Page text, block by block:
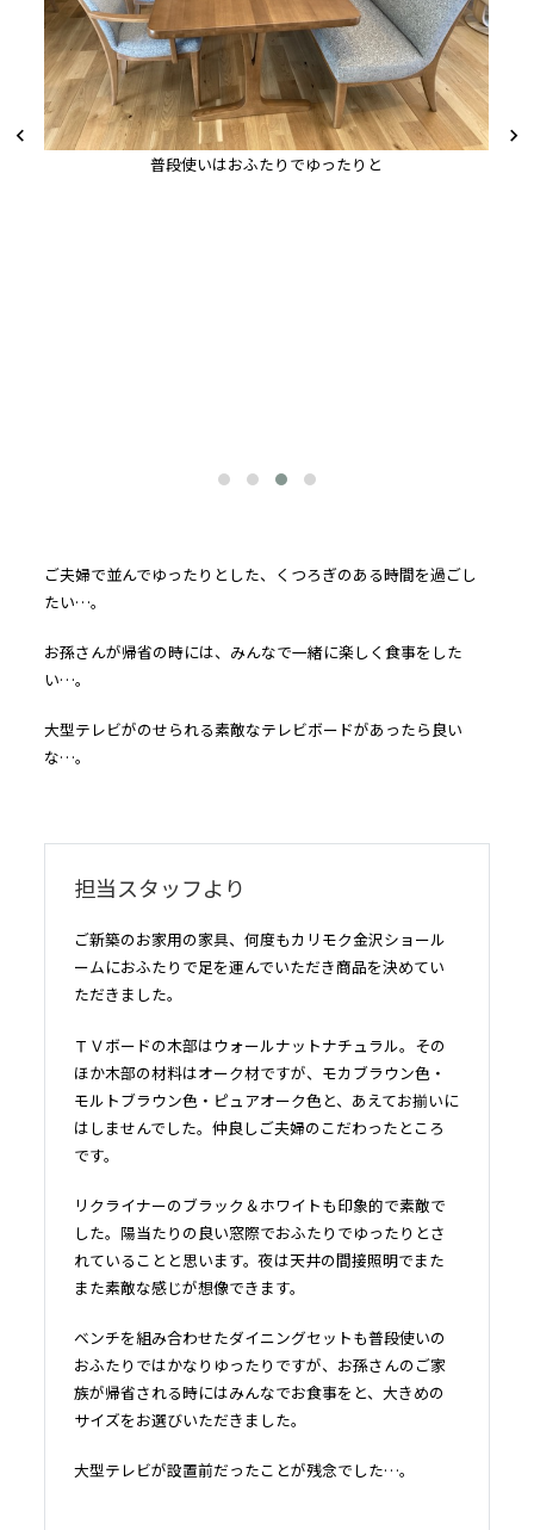
普段使いはおふたりでゆったりと
ご夫婦で並んでゆったりとした、くつろぎのある時間を過ごし
たい…。
お孫さんが帰省の時には、みんなで一緒に楽しく食事をした
い…。
大型テレビがのせられる素敵なテレビボードがあったら良い
な…。
担当スタッフより
ご新築のお家用の家具、何度もカリモク金沢ショール
ームにおふたりで足を運んでいただき商品を決めてい
ただきました。
ＴＶボードの木部はウォールナットナチュラル。その
ほか木部の材料はオーク材ですが、モカブラウン色・
モルトブラウン色・ピュアオーク色と、あえてお揃いに
はしませんでした。仲良しご夫婦のこだわったところ
です。
リクライナーのブラック＆ホワイトも印象的で素敵で
した。陽当たりの良い窓際でおふたりでゆったりとさ
れていることと思います。夜は天井の間接照明でまた
また素敵な感じが想像できます。
ベンチを組み合わせたダイニングセットも普段使いの
おふたりではかなりゆったりですが、お孫さんのご家
族が帰省される時にはみんなでお食事をと、大きめの
サイズをお選びいただきました。
大型テレビが設置前だったことが残念でした…。